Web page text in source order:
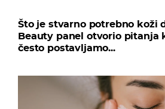
Što je stvarno potrebno koži
Beauty panel otvorio pitanja
često postavljamo...